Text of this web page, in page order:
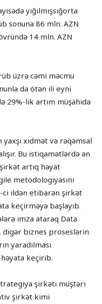
yığılmışsığorta
sonuna 86 mln. AZN
14 mln. AZN
üzrə cəmi məcmu
da ötən ili eyni
29%-lik artım müşahidə
xidmət və rəqəmsal
Bu istiqamətlərdə ən
artıq həyat
metodologiyasını
ci ildən etibarən şirkət
keçirməyə başlayıb.
imza ataraq Data
biznes proseslərin
yaradılması
keçirib.
şirkəti müştəri
şirkət kimi